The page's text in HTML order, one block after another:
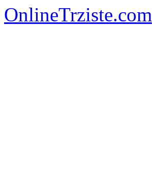
OnlineTrziste.com